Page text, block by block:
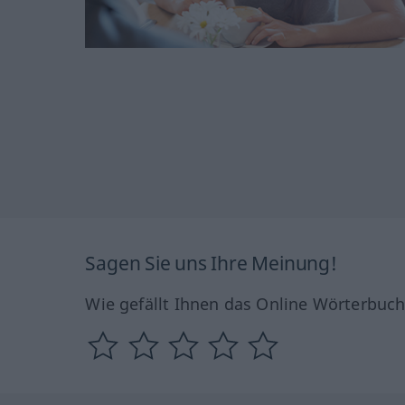
Sagen Sie uns Ihre Meinung!
Wie gefällt Ihnen das Online